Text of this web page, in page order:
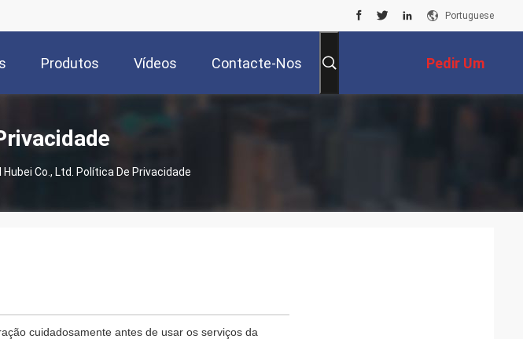
Portuguese
Produtos Vídeos Contacte-Nos Pedir Um
Orçamento
Co., Ltd. Política De Privacidade
cuidadosamente antes de usar os serviços da